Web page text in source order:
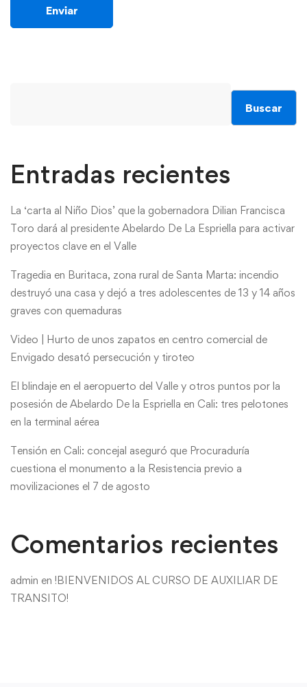
Buscar
Entradas recientes
La ‘carta al Niño Dios’ que la gobernadora Dilian Francisca
Toro dará al presidente Abelardo De La Espriella para activar
proyectos clave en el Valle
Tragedia en Buritaca, zona rural de Santa Marta: incendio
destruyó una casa y dejó a tres adolescentes de 13 y 14 años
graves con quemaduras
Video | Hurto de unos zapatos en centro comercial de
Envigado desató persecución y tiroteo
El blindaje en el aeropuerto del Valle y otros puntos por la
posesión de Abelardo De la Espriella en Cali: tres pelotones
en la terminal aérea
Tensión en Cali: concejal aseguró que Procuraduría
cuestiona el monumento a la Resistencia previo a
movilizaciones el 7 de agosto
Comentarios recientes
admin en !BIENVENIDOS AL CURSO DE AUXILIAR DE
TRANSITO!